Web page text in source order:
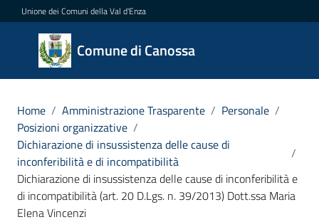
Vai al contenuto
Vai alla navigazione
Vai al footer
Unione dei Comuni della Val d'Enza
Comune di Canossa
Comune
di
Amministrazione
Menu selezionato
Novità
Home / Amministrazione Trasparente / Personale /
Posizioni organizzative /
Dichiarazione di insussistenza delle cause di
inconferibilità e di incompatibilità
/
Dichiarazione di insussistenza delle cause di inconferibilità e
di incompatibilità (art. 20 D.Lgs. n. 39/2013) Dott.ssa Maria
Elena Vincenzi